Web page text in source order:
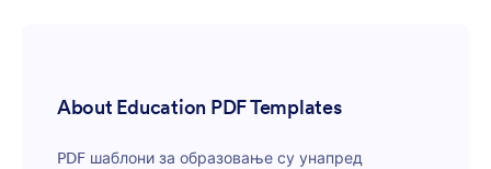
About Education PDF Templates
PDF шаблони за образовање су унапред